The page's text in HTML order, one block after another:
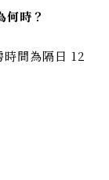
何時？
間為隔日 12